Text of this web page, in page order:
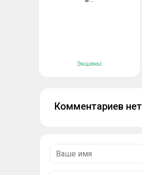
Экшены
Комментариев нет